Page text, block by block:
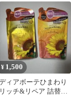
ンプー＆コンディシ
ョナー 2個
¥ 1,500
ィアボーテひまわり
リッチ&リペア 詰替え